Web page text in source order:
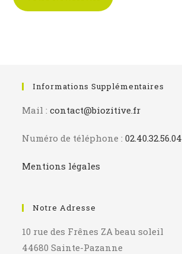
nouvel
Informations Supplémentaires
Mail :contact@biozitive.fr
Numéro de téléphone :02.40.32.56.04
Mentions légales
Notre Adresse
10 rue des Frênes ZA beau soleil
44680 Sainte-Pazanne